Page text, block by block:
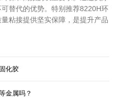
替代的优势。特别推荐8220H环
粘接提供坚实保障，是提升产品
化胶
金属吗？